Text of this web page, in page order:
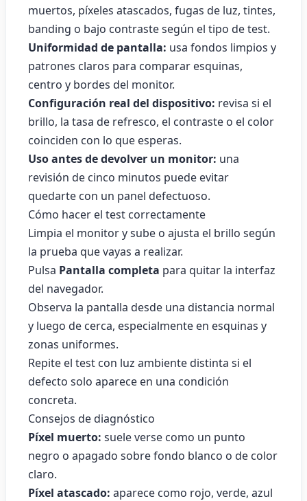
muertos, píxeles atascados, fugas de luz, tintes,
banding o bajo contraste según el tipo de test.
Uniformidad de pantalla: usa fondos limpios y
patrones claros para comparar esquinas,
centro y bordes del monitor.
Configuración real del dispositivo: revisa si el
brillo, la tasa de refresco, el contraste o el color
coinciden con lo que esperas.
Uso antes de devolver un monitor: una
revisión de cinco minutos puede evitar
quedarte con un panel defectuoso.
Cómo hacer el test correctamente
Limpia el monitor y sube o ajusta el brillo según
la prueba que vayas a realizar.
Pulsa Pantalla completa para quitar la interfaz
del navegador.
Observa la pantalla desde una distancia normal
y luego de cerca, especialmente en esquinas y
zonas uniformes.
Repite el test con luz ambiente distinta si el
defecto solo aparece en una condición
concreta.
Consejos de diagnóstico
Píxel muerto: suele verse como un punto
negro o apagado sobre fondo blanco o de color
claro.
Píxel atascado: aparece como rojo, verde, azul